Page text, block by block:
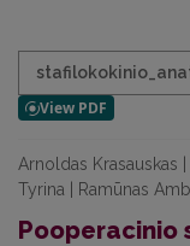
Arnoldas Krasauskas
Tyrina | Ramūnas
Pooperacinio